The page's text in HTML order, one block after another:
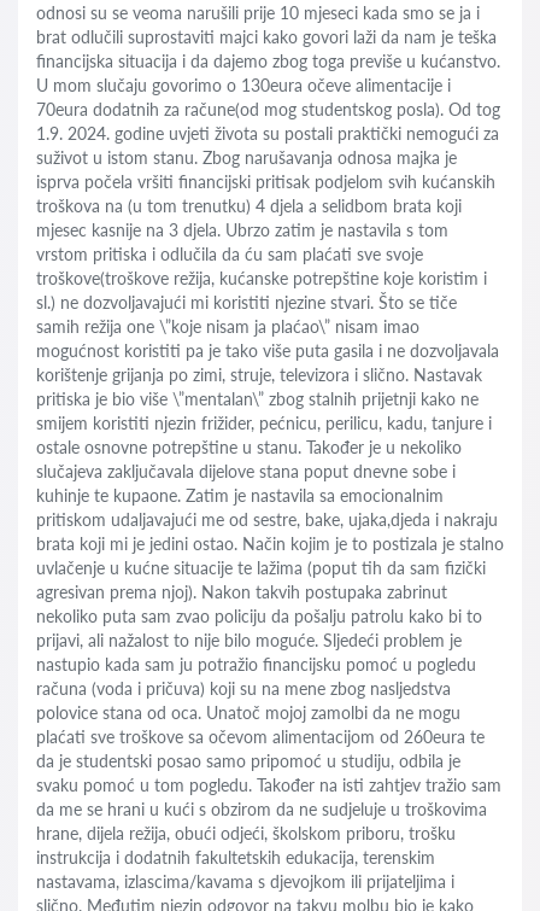
odnosi su se veoma narušili prije 10 mjeseci kada smo se ja i
brat odlučili suprostaviti majci kako govori laži da nam je teška
financijska situacija i da dajemo zbog toga previše u kućanstvo.
U mom slučaju govorimo o 130eura očeve alimentacije i
70eura dodatnih za račune(od mog studentskog posla). Od tog
1.9. 2024. godine uvjeti života su postali praktički nemogući za
suživot u istom stanu. Zbog narušavanja odnosa majka je
isprva počela vršiti financijski pritisak podjelom svih kućanskih
troškova na (u tom trenutku) 4 djela a selidbom brata koji
mjesec kasnije na 3 djela. Ubrzo zatim je nastavila s tom
vrstom pritiska i odlučila da ću sam plaćati sve svoje
troškove(troškove režija, kućanske potrepštine koje koristim i
sl.) ne dozvoljavajući mi koristiti njezine stvari. Što se tiče
samih režija one \”koje nisam ja plaćao\” nisam imao
mogućnost koristiti pa je tako više puta gasila i ne dozvoljavala
korištenje grijanja po zimi, struje, televizora i slično. Nastavak
pritiska je bio više \”mentalan\” zbog stalnih prijetnji kako ne
smijem koristiti njezin frižider, pećnicu, perilicu, kadu, tanjure i
ostale osnovne potrepštine u stanu. Također je u nekoliko
slučajeva zaključavala dijelove stana poput dnevne sobe i
kuhinje te kupaone. Zatim je nastavila sa emocionalnim
pritiskom udaljavajući me od sestre, bake, ujaka,djeda i nakraju
brata koji mi je jedini ostao. Način kojim je to postizala je stalno
uvlačenje u kućne situacije te lažima (poput tih da sam fizički
agresivan prema njoj). Nakon takvih postupaka zabrinut
nekoliko puta sam zvao policiju da pošalju patrolu kako bi to
prijavi, ali nažalost to nije bilo moguće. Sljedeći problem je
nastupio kada sam ju potražio financijsku pomoć u pogledu
računa (voda i pričuva) koji su na mene zbog nasljedstva
polovice stana od oca. Unatoč mojoj zamolbi da ne mogu
plaćati sve troškove sa očevom alimentacijom od 260eura te
da je studentski posao samo pripomoć u studiju, odbila je
svaku pomoć u tom pogledu. Također na isti zahtjev tražio sam
da me se hrani u kući s obzirom da ne sudjeluje u troškovima
hrane, dijela režija, obući odjeći, školskom priboru, trošku
instrukcija i dodatnih fakultetskih edukacija, terenskim
nastavama, izlascima/kavama s djevojkom ili prijateljima i
slično. Međutim njezin odgovor na takvu molbu bio je kako